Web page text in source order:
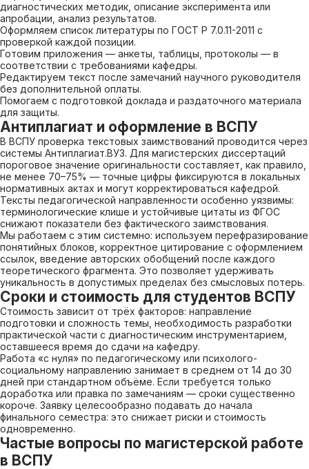
диагностических методик, описание эксперимента или
апробации, анализ результатов.
Оформляем список литературы по ГОСТ Р 7.0.11-2011 с
проверкой каждой позиции.
Готовим приложения — анкеты, таблицы, протоколы — в
соответствии с требованиями кафедры.
Редактируем текст после замечаний научного руководителя
без дополнительной оплаты.
Помогаем с подготовкой доклада и раздаточного материала
для защиты.
Антиплагиат и оформление в ВСПУ
В ВСПУ проверка текстовых заимствований проводится через
системы Антиплагиат.ВУЗ. Для магистерских диссертаций
пороговое значение оригинальности составляет, как правило,
не менее 70–75% — точные цифры фиксируются в локальных
нормативных актах и могут корректироваться кафедрой.
Тексты педагогической направленности особенно уязвимы:
терминологические клише и устойчивые цитаты из ФГОС
снижают показатели без фактического заимствования.
Мы работаем с этим системно: используем перефразирование
понятийных блоков, корректное цитирование с оформлением
ссылок, введение авторских обобщений после каждого
теоретического фрагмента. Это позволяет удерживать
уникальность в допустимых пределах без смысловых потерь.
Сроки и стоимость для студентов ВСПУ
Стоимость зависит от трёх факторов: направление
подготовки и сложность темы, необходимость разработки
практической части с диагностическим инструментарием,
оставшееся время до сдачи на кафедру.
Работа «с нуля» по педагогическому или психолого-
социальному направлению занимает в среднем от 14 до 30
дней при стандартном объёме. Если требуется только
доработка или правка по замечаниям — сроки существенно
короче. Заявку целесообразно подавать до начала
финального семестра: это снижает риски и стоимость
одновременно.
Частые вопросы по магистерской работе
в ВСПУ